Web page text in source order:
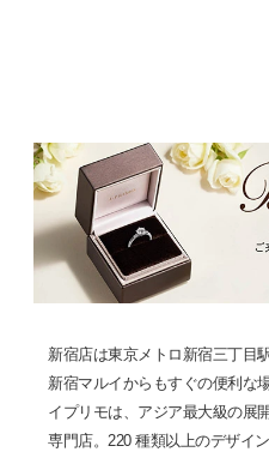
新宿店は東京メトロ新宿三丁目
新宿マルイからもすぐの便利な
イプリモは、アジア最大級の展
専門店。220 種類以上のデザイ